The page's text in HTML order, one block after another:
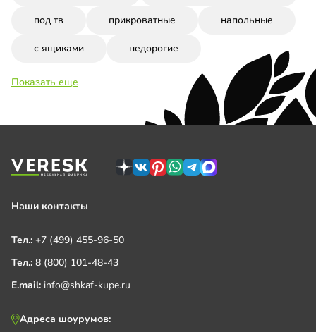
под тв прикроватные напольные
с ящиками недорогие
Показать еще
Наши контакты
Тел.: +7 (499) 455-96-50
Тел.: 8 (800) 101-48-43
E.mail: info@shkaf-kupe.ru
Адреса шоурумов: